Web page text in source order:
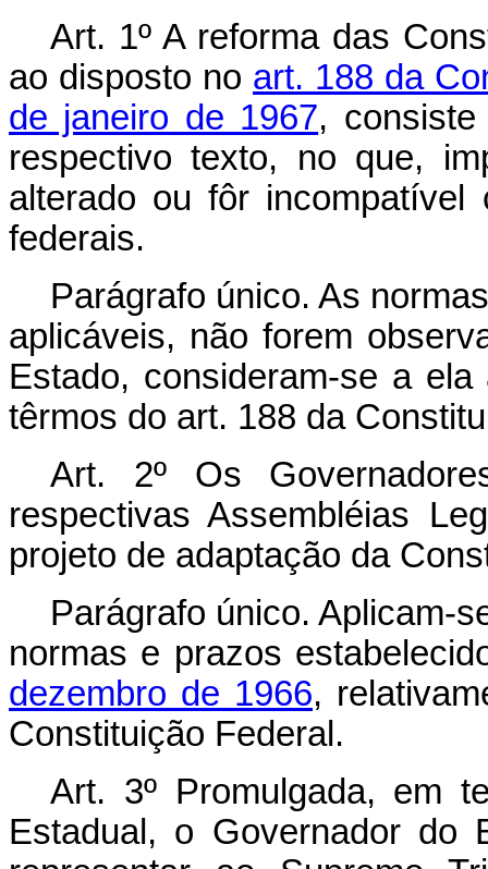
Art. 1º A reforma das
ao disposto no art. 188 da
de janeiro de 1967, consiste
respectivo texto, no que,
alterado ou fôr incompatível
federais.
Parágrafo único. As
aplicáveis, não forem
Estado, consideram-se a
têrmos do art. 188 da
Art. 2º Os
respectivas Assembléias
projeto de adaptação da
Parágrafo único. Aplicam-
normas e prazos
dezembro de 1966,
Constituição Federal.
Art. 3º Promulgada, em
Estadual, o Governador do